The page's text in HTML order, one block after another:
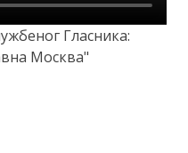
Гласника:
Москва"